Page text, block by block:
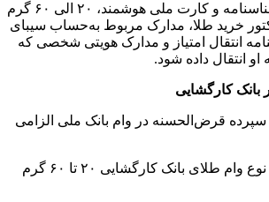
مدارک هویتی مانند شناسنامه و کارت ملی هوشمند، ۲۰ الی ۶۰ گرم
خرید طلا، مدارک مربوط به‌حساب سیبای
انتقال امتیاز و مدارک هویتی شخصی که
انتقال داده شود.
بانک کارگشایی
قرض‌الحسنه در وام بانک ملی الزامی
اشخاص باید براساس نوع وام طلای بانک کارگشایی ۲۰ تا ۶۰ گرم